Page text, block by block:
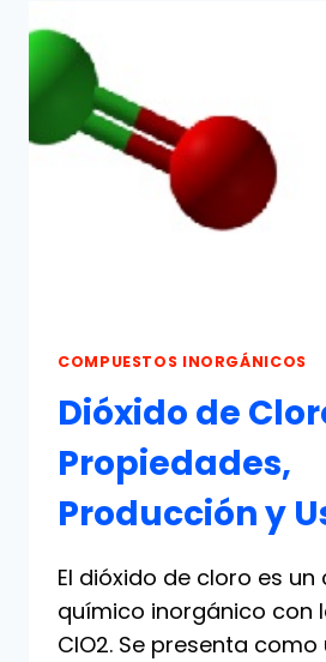
COMPUESTOS INORGÁNICOS
Dióxido de
Propiedades,
Producción y
El dióxido de cloro es
químico inorgánico con
ClO2. Se presenta